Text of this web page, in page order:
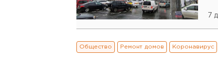
7
Общество Ремонт домов Коронавирус